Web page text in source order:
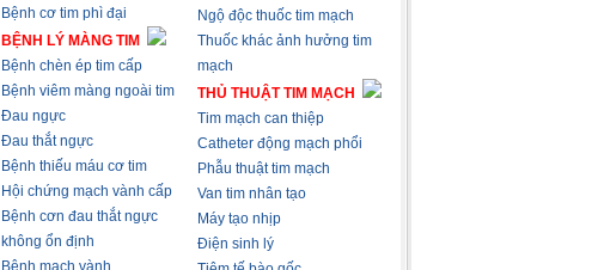
Bệnh cơ tim phì đại
BỆNH LÝ MÀNG TIM
Bệnh chèn ép tim cấp
Bệnh viêm màng ngoài tim
Đau ngực
Đau thắt ngực
Bệnh thiếu máu cơ tim
Hội chứng mạch vành cấp
Bệnh cơn đau thắt ngực
không ổn định
Bệnh mạch vành
Ngộ độc thuốc tim mạch
Thuốc khác ảnh hưởng tim
mạch
THỦ THUẬT TIM MẠCH
Tim mạch can thiệp
Catheter động mạch phổi
Phẫu thuật tim mạch
Van tim nhân tạo
Máy tạo nhịp
Điện sinh lý